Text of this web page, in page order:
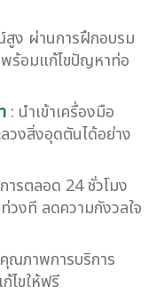
สูง ผ่านการฝึกอบรม
พร้อมแก้ไขปัญหาท่อ
: นำเข้าเครื่องมือ
วงสิ่งอุดตันได้อย่าง
ารตลอด 24 ชั่วโมง
วงที ลดความกังวลใจ
ณภาพการบริการ
ไขให้ฟรี